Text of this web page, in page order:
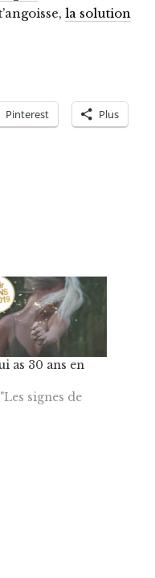
la solution
Pinterest Plus
as 30 ans en
signes de